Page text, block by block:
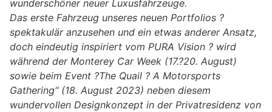
wunderschöner neuer Luxusfahrzeuge.
Das erste Fahrzeug unseres neuen Portfolios ?
spektakulär anzusehen und ein etwas anderer Ansatz,
doch eindeutig inspiriert vom PURA Vision ? wird
während der Monterey Car Week (17.?20. August)
sowie beim Event ?The Quail ? A Motorsports
Gathering“ (18. August 2023) neben diesem
wundervollen Designkonzept in der Privatresidenz von